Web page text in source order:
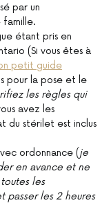
par un
étant pris en
(Si vous êtes à
petit guide
pour la pose et le
les règles qui
avez les
du stérilet est inclus
ordonnance (je
en avance et ne
les
passer les 2 heures